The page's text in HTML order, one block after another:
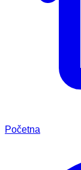
Početna